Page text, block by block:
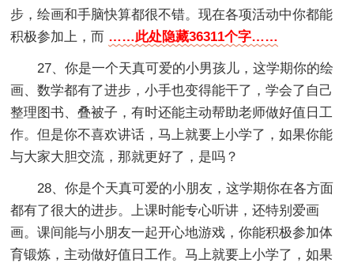
步，绘画和手脑快算都很不错。现在各项活动中你都能
积极参加上，而 ……此处隐藏36311个字……
27、你是一个天真可爱的小男孩儿，这学期你的绘
画、数学都有了进步，小手也变得能干了，学会了自己
整理图书、叠被子，有时还能主动帮助老师做好值日工
作。但是你不喜欢讲话，马上就要上小学了，如果你能
与大家大胆交流，那就更好了，是吗？
28、你是个天真可爱的小朋友，这学期你在各方面
都有了很大的进步。上课时能专心听讲，还特别爱画
画。课间能与小朋友一起开心地游戏，你能积极参加体
育锻炼，主动做好值日工作。马上就要上小学了，如果